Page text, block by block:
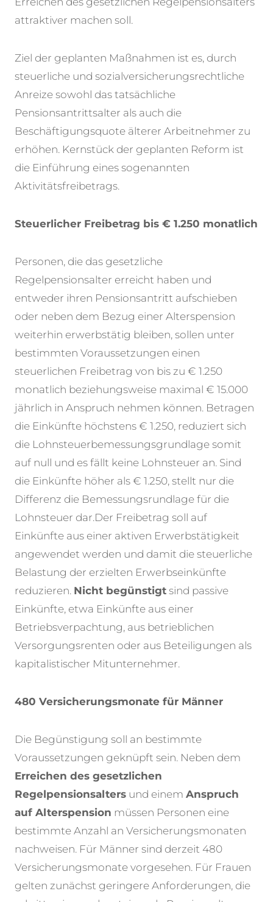
attraktiver machen soll.
Ziel der geplanten Maßnahmen ist es, durch
steuerliche und sozialversicherungsrechtliche
Anreize sowohl das tatsächliche
Pensionsantrittsalter als auch die
Beschäftigungsquote älterer Arbeitnehmer zu
erhöhen. Kernstück der geplanten Reform ist
die Einführung eines sogenannten
Aktivitätsfreibetrags.
Steuerlicher Freibetrag bis € 1.250 monatlich
Personen, die das gesetzliche
Regelpensionsalter erreicht haben und
entweder ihren Pensionsantritt aufschieben
oder neben dem Bezug einer Alterspension
weiterhin erwerbstätig bleiben, sollen unter
bestimmten Voraussetzungen einen
steuerlichen Freibetrag von bis zu € 1.250
monatlich beziehungsweise maximal € 15.000
jährlich in Anspruch nehmen können. Betragen
die Einkünfte höchstens € 1.250, reduziert sich
die Lohnsteuerbemessungsgrundlage somit
auf null und es fällt keine Lohnsteuer an. Sind
die Einkünfte höher als € 1.250, stellt nur die
Differenz die Bemessungsrundlage für die
Lohnsteuer dar.Der Freibetrag soll auf
Einkünfte aus einer aktiven Erwerbstätigkeit
angewendet werden und damit die steuerliche
Belastung der erzielten Erwerbseinkünfte
reduzieren. Nicht begünstigt sind passive
Einkünfte, etwa Einkünfte aus einer
Betriebsverpachtung, aus betrieblichen
Versorgungsrenten oder aus Beteiligungen als
kapitalistischer Mitunternehmer.
480 Versicherungsmonate für Männer
Die Begünstigung soll an bestimmte
Voraussetzungen geknüpft sein. Neben dem
Erreichen des gesetzlichen
Regelpensionsalters und einem Anspruch
auf Alterspension müssen Personen eine
bestimmte Anzahl an Versicherungsmonaten
nachweisen. Für Männer sind derzeit 480
Versicherungsmonate vorgesehen. Für Frauen
gelten zunächst geringere Anforderungen, die